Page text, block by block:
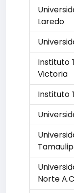
Laredo
Instituto
Victoria
Instituto
Norte